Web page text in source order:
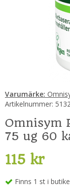
Varumärke:
Artikelnummer:
Omnisym
75 ug 60
115 kr
Finns 1 st i